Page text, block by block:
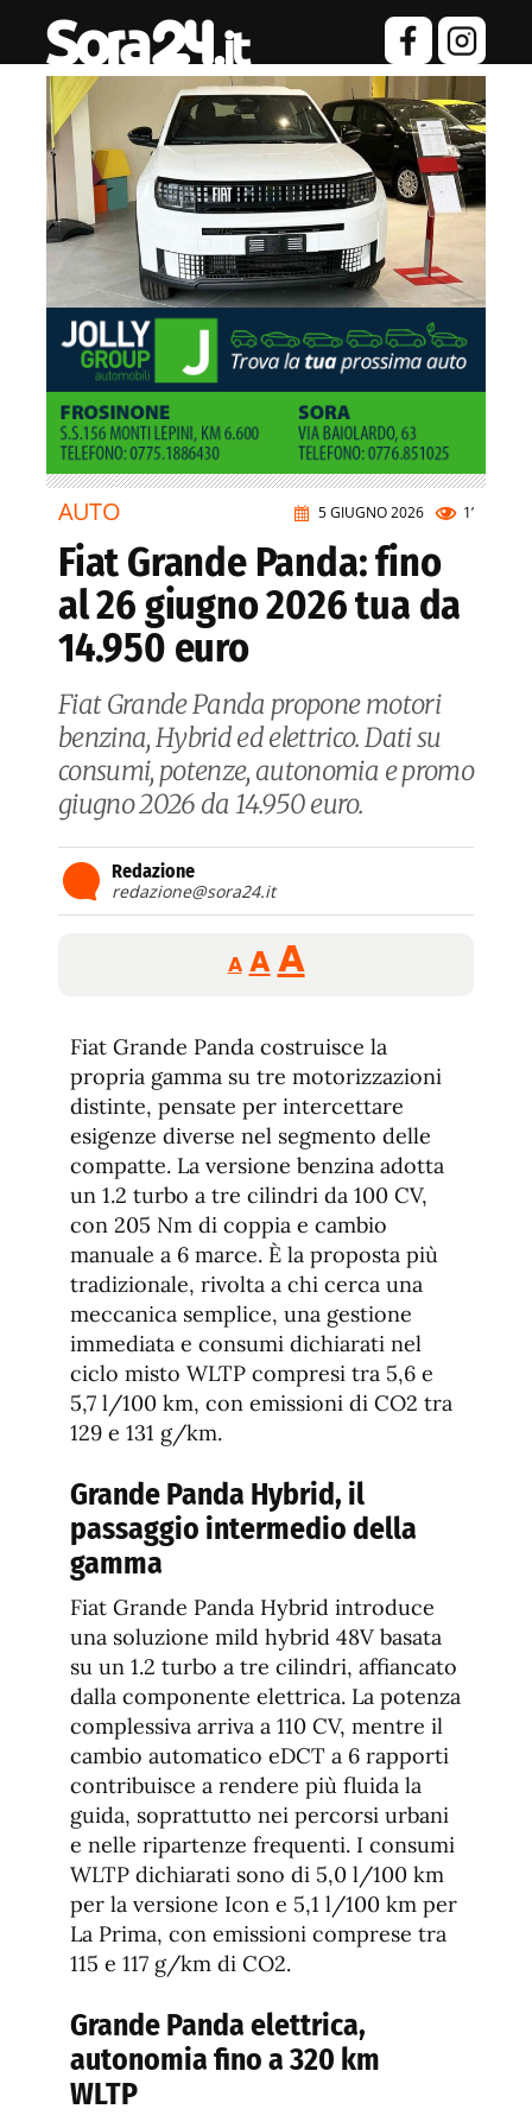
5 GIUGNO 2026 1’
AUTO
Fiat Grande Panda: fino
al 26 giugno 2026 tua da
14.950 euro
Fiat Grande Panda propone motori
benzina, Hybrid ed elettrico. Dati su
consumi, potenze, autonomia e promo
giugno 2026 da 14.950 euro.
Redazione
redazione@sora24.it
A
Reducir
tamaño
A Restablecer
de
fuente
AAumentar
de
fuente.
Fiat Grande Panda costruisce la
propria gamma su tre motorizzazioni
distinte, pensate per intercettare
esigenze diverse nel segmento delle
compatte. La versione benzina adotta
un 1.2 turbo a tre cilindri da 100 CV,
con 205 Nm di coppia e cambio
manuale a 6 marce. È la proposta più
tradizionale, rivolta a chi cerca una
meccanica semplice, una gestione
immediata e consumi dichiarati nel
ciclo misto WLTP compresi tra 5,6 e
5,7 l/100 km, con emissioni di CO2 tra
129 e 131 g/km.
Grande Panda Hybrid, il
passaggio intermedio della
gamma
Fiat Grande Panda Hybrid introduce
una soluzione mild hybrid 48V basata
su un 1.2 turbo a tre cilindri, affiancato
dalla componente elettrica. La potenza
complessiva arriva a 110 CV, mentre il
cambio automatico eDCT a 6 rapporti
contribuisce a rendere più fluida la
guida, soprattutto nei percorsi urbani
e nelle ripartenze frequenti. I consumi
WLTP dichiarati sono di 5,0 l/100 km
per la versione Icon e 5,1 l/100 km per
La Prima, con emissioni comprese tra
115 e 117 g/km di CO2.
Grande Panda elettrica,
autonomia fino a 320 km
WLTP